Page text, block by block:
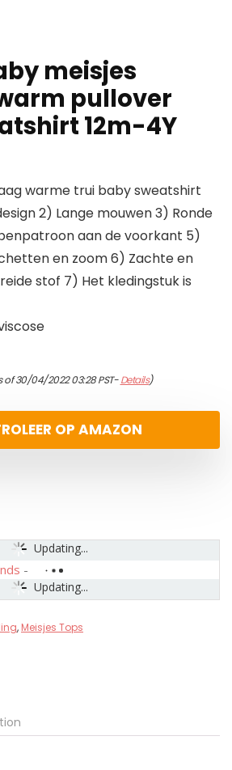
meisjes
pullover
12m-4Y
warme trui baby sweatshirt
2) Lange mouwen 3) Ronde
aan de voorkant 5)
en zoom 6) Zachte en
stof 7) Het kledingstuk is
of 30/04/2022 03:28 PST-Details)
OP AMAZON
Updating...
Updating...
-
, Meisjes Tops